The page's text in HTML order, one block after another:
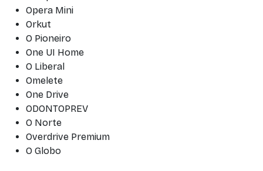
Opera Mini
Orkut
O Pioneiro
One UI Home
O Liberal
Omelete
One Drive
ODONTOPREV
O Norte
Overdrive Premium
O Globo